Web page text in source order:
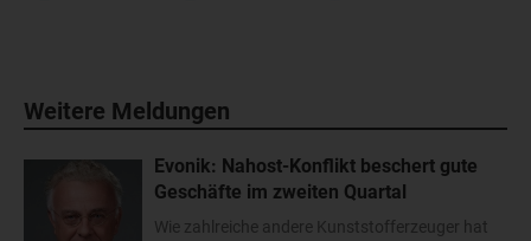
Weitere Meldungen
Evonik: Nahost-Konflikt beschert gute
Geschäfte im zweiten Quartal
Wie zahlreiche andere Kunststofferzeuger hat